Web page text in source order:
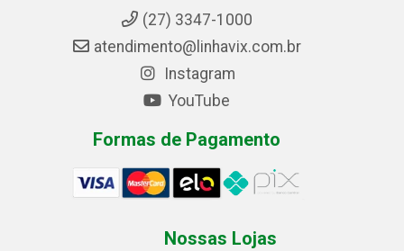
(27) 3347-1000
atendimento@linhavix.com.br
Instagram
YouTube
Formas de Pagamento
Nossas Lojas